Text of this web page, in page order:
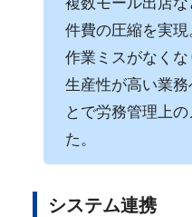
件費の圧縮を実現
作業ミスがなくな
生産性が高い業
とで労務管理上
た。
システム連携